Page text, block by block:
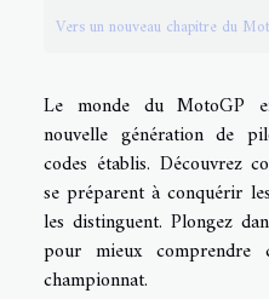
Vers un nouveau chapitre du
Le monde du MotoGP
nouvelle génération de
codes établis. Découvrez
se préparent à conquérir
les distinguent. Plongez
pour mieux comprendre
championnat.